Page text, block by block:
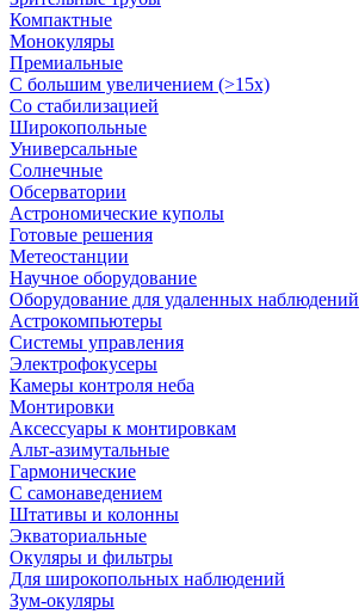
Компактные
Монокуляры
Премиальные
С большим увеличением (>15x)
Со стабилизацией
Широкопольные
Универсальные
Солнечные
Обсерватории
Астрономические куполы
Готовые решения
Метеостанции
Научное оборудование
Оборудование для удаленных наблюдений
Астрокомпьютеры
Системы управления
Электрофокусеры
Камеры контроля неба
Монтировки
Аксессуары к монтировкам
Альт-азимутальные
Гармонические
С самонаведением
Штативы и колонны
Экваториальные
Окуляры и фильтры
Для широкопольных наблюдений
Зум-окуляры